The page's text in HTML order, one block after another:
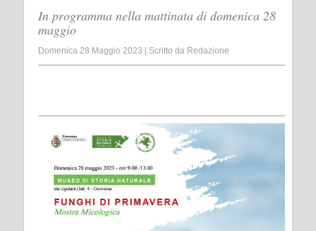
In programma nella mattinata di domenica 28
maggio
Domenica 28 Maggio 2023 Scritto da Redazione